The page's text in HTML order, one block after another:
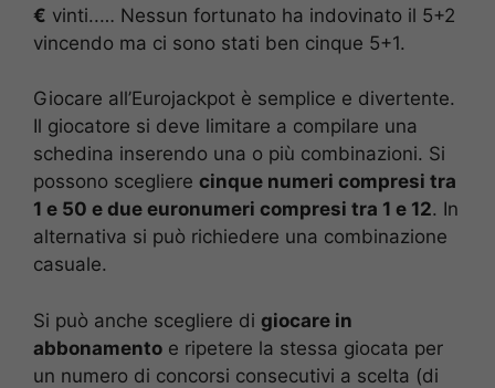
€ vinti..… Nessun fortunato ha indovinato il 5+2
vincendo ma ci sono stati ben cinque 5+1.
Giocare all’Eurojackpot è semplice e divertente.
Il giocatore si deve limitare a compilare una
schedina inserendo una o più combinazioni. Si
possono scegliere cinque numeri compresi tra
1 e 50 e due euronumeri compresi tra 1 e 12. In
alternativa si può richiedere una combinazione
casuale.
Si può anche scegliere di giocare in
abbonamento e ripetere la stessa giocata per
un numero di concorsi consecutivi a scelta (di